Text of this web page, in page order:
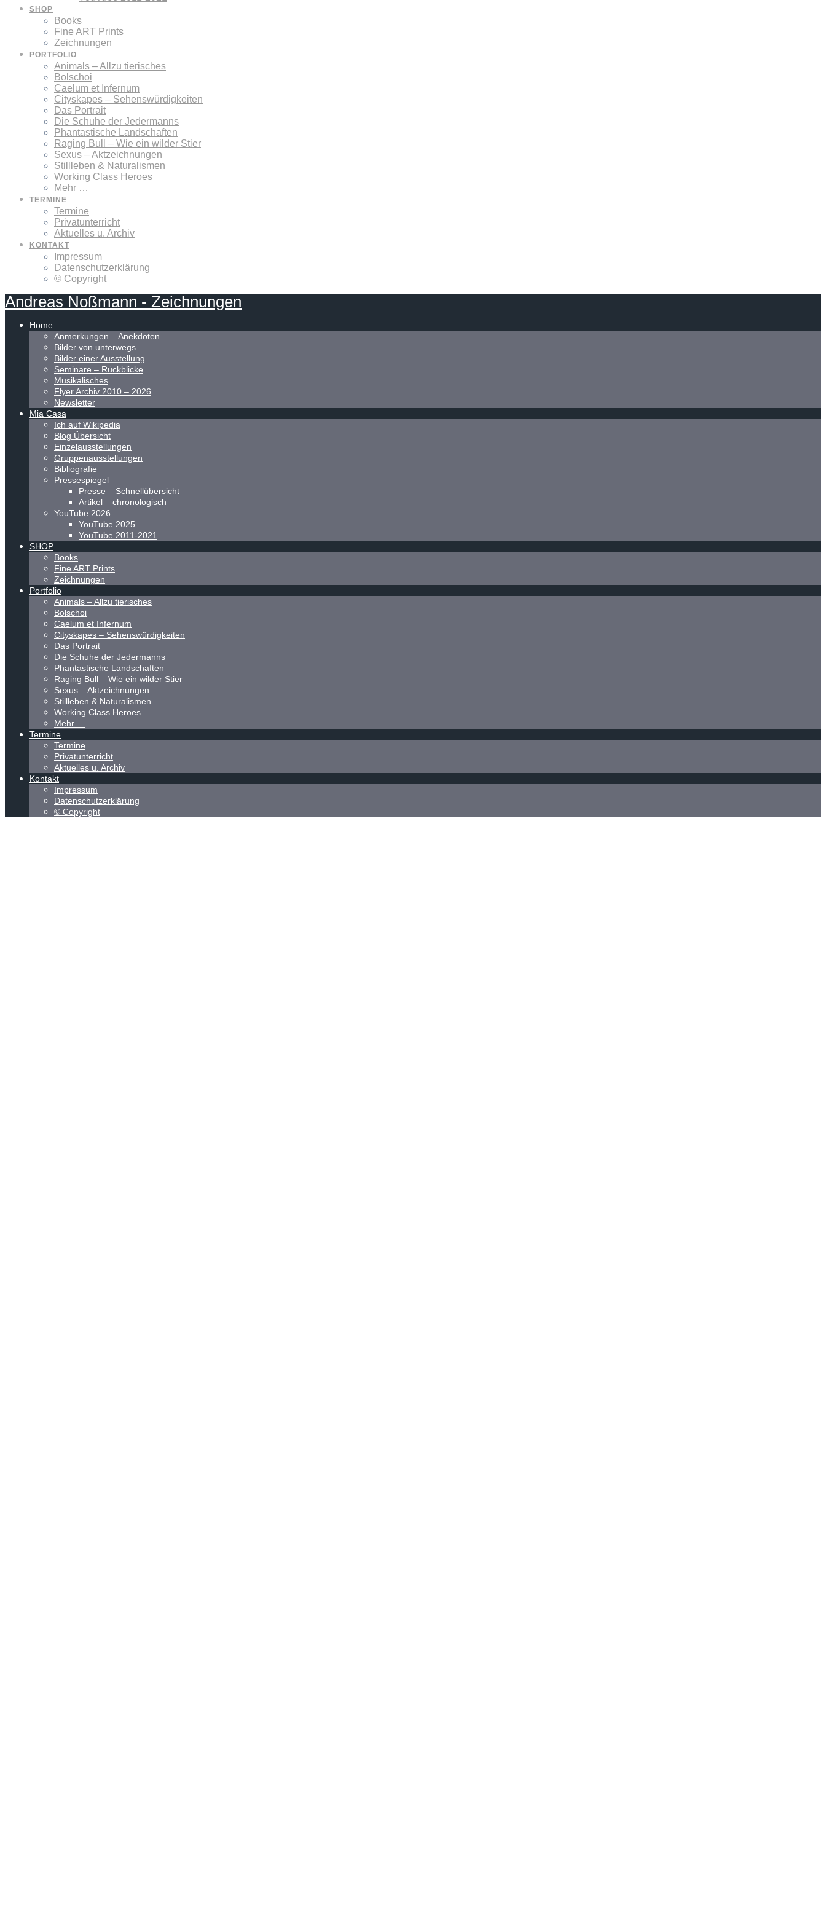
SHOP
Books
Fine ART Prints
Zeichnungen
PORTFOLIO
Animals – Allzu tierisches
Bolschoi
Caelum et Infernum
Cityskapes – Sehenswürdigkeiten
Das Portrait
Die Schuhe der Jedermanns
Phantastische Landschaften
Raging Bull – Wie ein wilder Stier
Sexus – Aktzeichnungen
Stillleben & Naturalismen
Working Class Heroes
Mehr …
TERMINE
Termine
Privatunterricht
Aktuelles u. Archiv
KONTAKT
Impressum
Datenschutzerklärung
© Copyright
Andreas Noßmann - Zeichnungen
Home
Anmerkungen – Anekdoten
Bilder von unterwegs
Bilder einer Ausstellung
Seminare – Rückblicke
Musikalisches
Flyer Archiv 2010 – 2026
Newsletter
Mia Casa
Ich auf Wikipedia
Blog Übersicht
Einzelausstellungen
Gruppenausstellungen
Bibliografie
Pressespiegel
Presse – Schnellübersicht
Artikel – chronologisch
YouTube 2026
YouTube 2025
YouTube 2011-2021
SHOP
Books
Fine ART Prints
Zeichnungen
Portfolio
Animals – Allzu tierisches
Bolschoi
Caelum et Infernum
Cityskapes – Sehenswürdigkeiten
Das Portrait
Die Schuhe der Jedermanns
Phantastische Landschaften
Raging Bull – Wie ein wilder Stier
Sexus – Aktzeichnungen
Stillleben & Naturalismen
Working Class Heroes
Mehr …
Termine
Termine
Privatunterricht
Aktuelles u. Archiv
Kontakt
Impressum
Datenschutzerklärung
© Copyright